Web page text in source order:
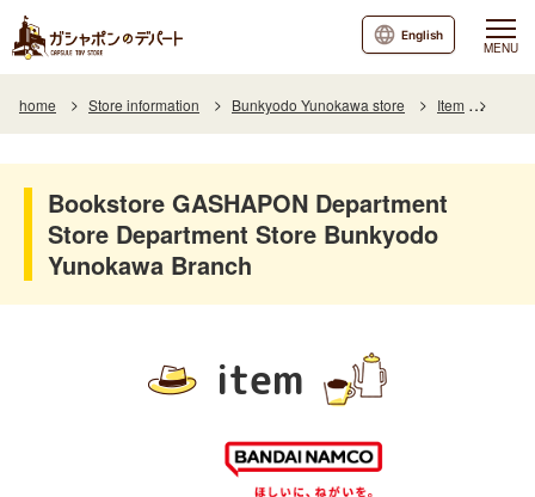
MENU
English
home Store information Bunkyodo Yunokawa store Item
Bookstore GASHAPON Department
Store Department Store Bunkyodo
Yunokawa Branch
item